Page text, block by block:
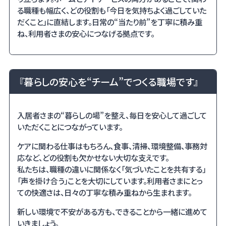
る職種も幅広く、どの役割も「今日を気持ちよく過ごしていた
だくこと」に直結します。日常の“当たり前”を丁寧に積み重
ね、利用者さまの安心につなげる拠点です。
『暮らしの安心を“チーム”でつくる職場です』
入居者さまの“暮らしの場”を整え、毎日を安心して過ごして
いただくことにつながっています。
ケアに関わる仕事はもちろん、食事、清掃、環境整備、事務対
応など、どの役割も欠かせない大切な支えです。
私たちは、職種の違いに関係なく「気づいたことを共有する」
「声を掛け合う」ことを大切にしています。利用者さまにとっ
ての快適さは、日々の丁寧な積み重ねから生まれます。
新しい環境で不安がある方も、できることから一緒に進めて
いきましょう。